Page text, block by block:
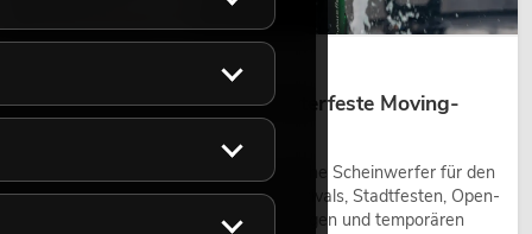
Outdoor Moving-Heads: Wetterfeste Moving-
Outdoor Moving-Heads sind bewegliche Scheinwerfer für den
Einsatz im Freien. Sie werden bei Festivals, Stadtfesten, Open-
Air-Konzerten, Architekturinszenierungen und temporären